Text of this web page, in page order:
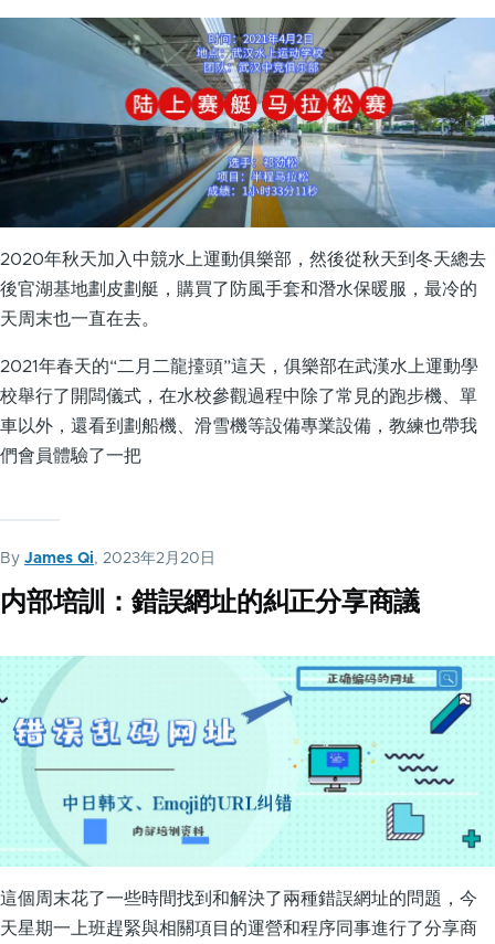
2020年秋天加入中競水上運動俱樂部，然後從秋天到冬天總去
後官湖基地劃皮劃艇，購買了防風手套和潛水保暖服，最冷的
天周末也一直在去。
2021年春天的“二月二龍擡頭”這天，俱樂部在武漢水上運動學
校舉行了開闆儀式，在水校參觀過程中除了常見的跑步機、單
車以外，還看到劃船機、滑雪機等設備專業設備，教練也帶我
們會員體驗了一把
By James Qi, 2023年2月20日
内部培訓：錯誤網址的糾正分享商議
這個周末花了一些時間找到和解決了兩種錯誤網址的問題，今
天星期一上班趕緊與相關項目的運營和程序同事進行了分享商